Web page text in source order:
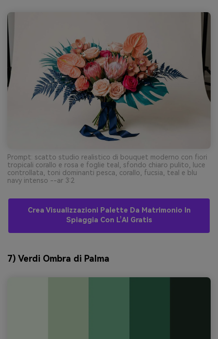
Prompt: scatto studio realistico di bouquet moderno con fiori
tropicali corallo e rosa e foglie teal, sfondo chiaro pulito, luce
controllata, toni dominanti pesca, corallo, fucsia, teal e blu
navy intenso --ar 3:2
Crea Visualizzazioni Palette Da Matrimonio In
Spiaggia Con L’AI Gratis
7) Verdi Ombra di Palma